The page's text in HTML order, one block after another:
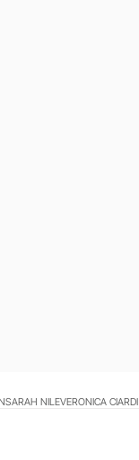
SARAH NILEVERONICA CIARDI